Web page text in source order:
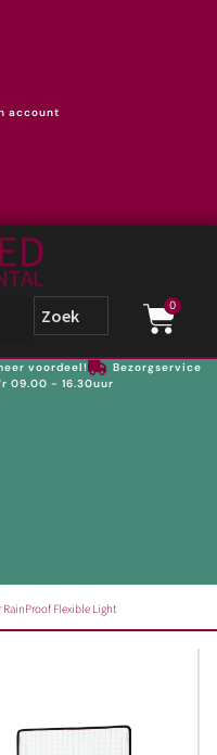
account
0
voordeel!
Bezorgservice
09.00 - 16.30uur
RainProof Flexible Light